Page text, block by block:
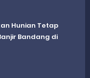
Hunian Tetap
Bandang di